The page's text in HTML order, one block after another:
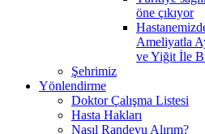
öne çıkıyor
Ameliyatla
ve Yiğit İle
Şehrimiz
Yönlendirme
Doktor Çalışma Listesi
Hasta Hakları
Nasıl Randevu Alırım?